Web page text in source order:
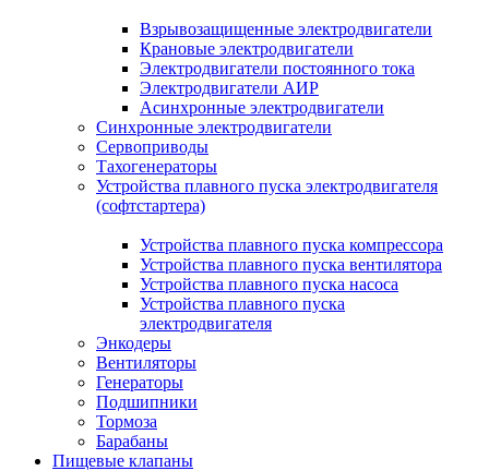
Взрывозащищенные электродвигатели
Крановые электродвигатели
Электродвигатели постоянного тока
Электродвигатели АИР
Асинхронные электродвигатели
Синхронные электродвигатели
Сервоприводы
Тахогенераторы
Устройства плавного пуска электродвигателя
(софтстартера)
Устройства плавного пуска компрессора
Устройства плавного пуска вентилятора
Устройства плавного пуска насоса
Устройства плавного пуска
электродвигателя
Энкодеры
Вентиляторы
Генераторы
Подшипники
Тормоза
Барабаны
Пищевые клапаны